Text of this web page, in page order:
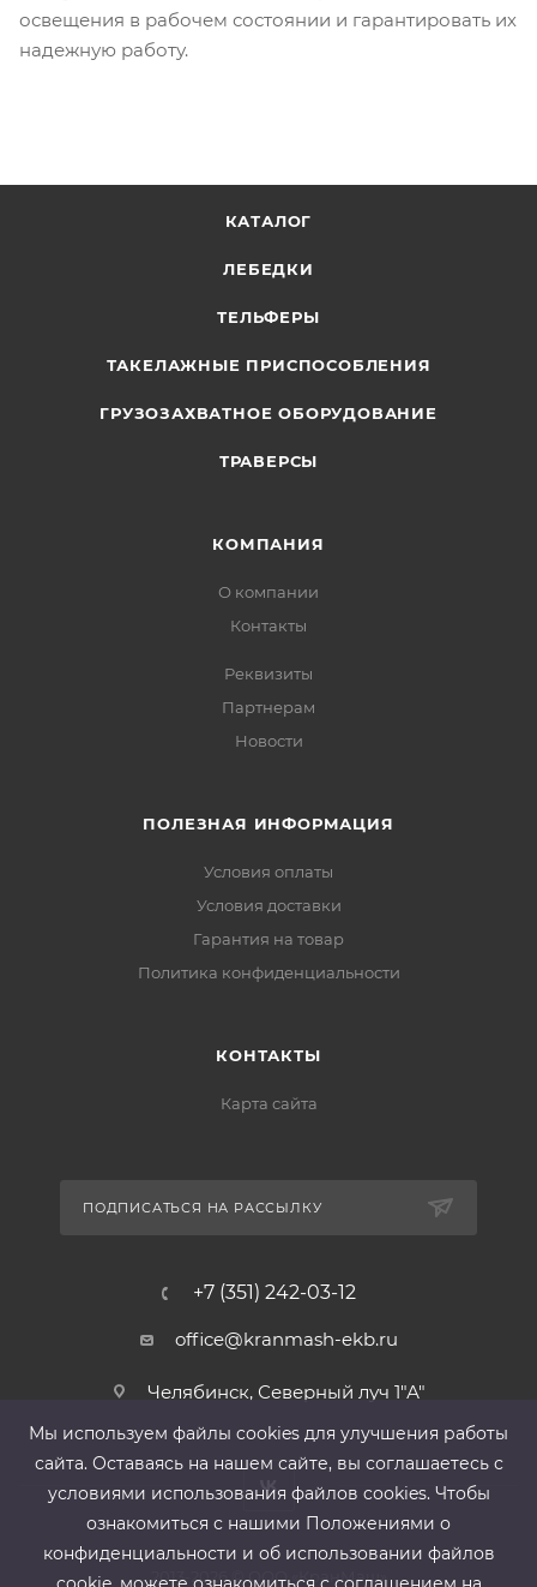
освещения в рабочем состоянии и гарантировать их
надежную работу.
КАТАЛОГ
ЛЕБЕДКИ
ТЕЛЬФЕРЫ
ТАКЕЛАЖНЫЕ ПРИСПОСОБЛЕНИЯ
ГРУЗОЗАХВАТНОЕ ОБОРУДОВАНИЕ
ТРАВЕРСЫ
КОМПАНИЯ
О компании
Контакты
Реквизиты
Партнерам
Новости
ПОЛЕЗНАЯ ИНФОРМАЦИЯ
Условия оплаты
Условия доставки
Гарантия на товар
Политика конфиденциальности
КОНТАКТЫ
Карта сайта
ПОДПИСАТЬСЯ НА РАССЫЛКУ
+7 (351) 242-03-12
office@kranmash-ekb.ru
Челябинск, Северный луч 1"А"
2013-2026 ©ООО «КранМаш»
Мы используем файлы cооkies для улучшения работы
сайта. Оставаясь на нашем сайте, вы соглашаетесь с
условиями использования файлов cооkies. Чтобы
ознакомиться с нашими Положениями о
конфиденциальности и об использовании файлов